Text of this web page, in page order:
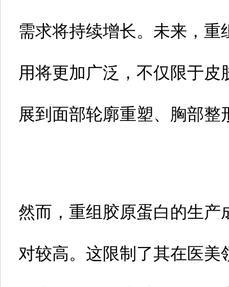
需求将持续增长。未来，
用将更加广泛，不仅限于
展到面部轮廓重塑、胸部整
然而，重组胶原蛋白的生
对较高。这限制了其在医